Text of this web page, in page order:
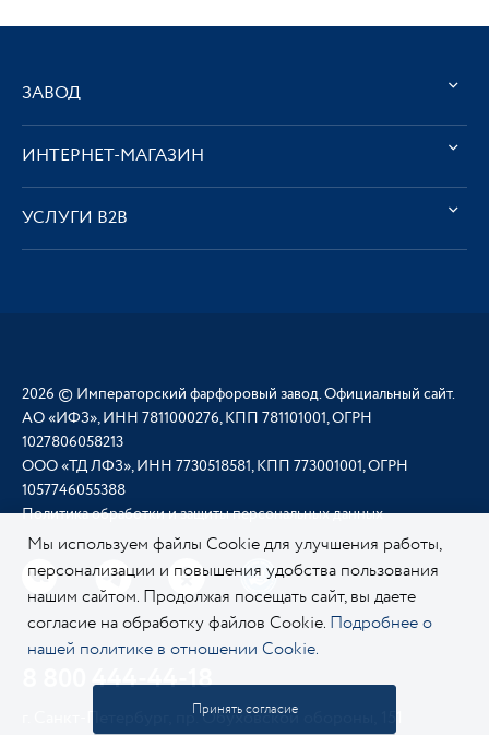
ЗАВОД
ИНТЕРНЕТ-МАГАЗИН
УСЛУГИ В2В
2026 © Императорский фарфоровый завод. Официальный сайт.
АО «ИФЗ», ИНН 7811000276, КПП 781101001, ОГРН
1027806058213
ООО «ТД ЛФЗ», ИНН 7730518581, КПП 773001001, ОГРН
1057746055388
Политика обработки и защиты персональных данных
8 800 444-44-18
г. Санкт-Петербург, пр. Обуховской обороны, 151
Мы используем файлы Cookie для улучшения работы,
персонализации и повышения удобства пользования
нашим сайтом. Продолжая посещать сайт, вы даете
согласие на обработку файлов Cookie. Подробнее о
нашей политике в отношении Cookie.
Принять согласие